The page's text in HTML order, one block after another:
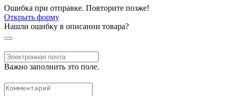
Ошибка при отправке. Повторите позже!
Открыть форму
Нашли ошибку в описании товара?
Важно заполнить это поле.